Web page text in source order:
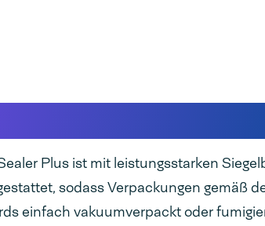
Plus ist mit leistungsstarken
sodass Verpackungen gemäß
einfach vakuumverpackt oder